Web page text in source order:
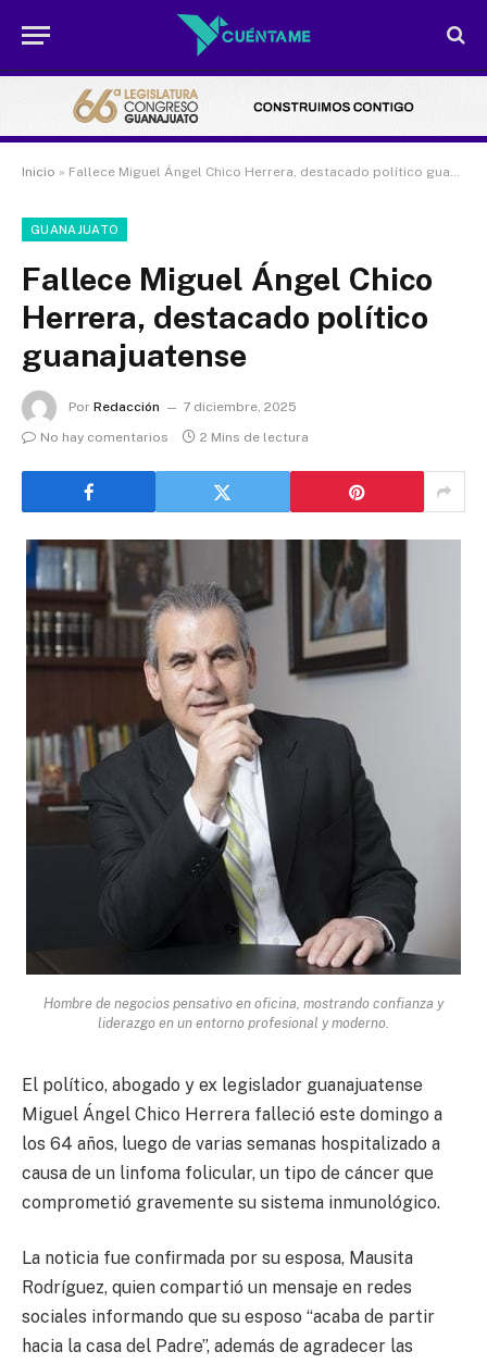
Inicio » Fallece Miguel Ángel Chico Herrera, destacado político guanajuatense
GUANAJUATO
Fallece Miguel Ángel Chico
Herrera, destacado político
guanajuatense
Por Redacción
7 diciembre, 2025
No hay comentarios
2 Mins de lectura
Hombre de negocios pensativo en oficina, mostrando confianza y
liderazgo en un entorno profesional y moderno.
El político, abogado y ex legislador guanajuatense
Miguel Ángel Chico Herrera falleció este domingo a
los 64 años, luego de varias semanas hospitalizado a
causa de un linfoma folicular, un tipo de cáncer que
comprometió gravemente su sistema inmunológico.
La noticia fue confirmada por su esposa, Mausita
Rodríguez, quien compartió un mensaje en redes
sociales informando que su esposo “acaba de partir
hacia la casa del Padre”, además de agradecer las